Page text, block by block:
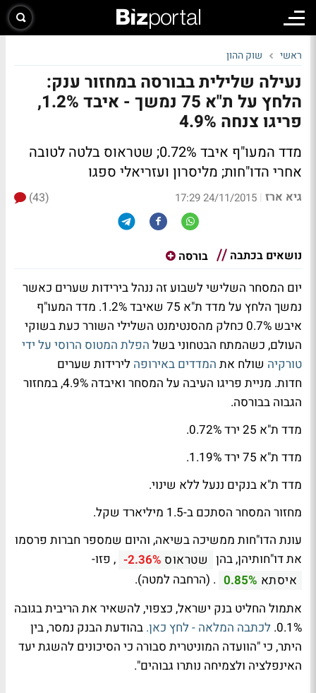
ראשי שוק ההון
נעילה שלילית בבורסה במחזור ענק:
הלחץ על ת"א 75 נמשך - איבד 1.2%,
פריגו צנחה 4.9%
מדד המעו"ף איבד 0.72%; שטראוס בלטה לטובה
אחרי הדו"חות; מליסרון ועזריאלי ספגו
גיא ארז |
24/11/2015 17:29
(43)
נושאים בכתבה בורסה
יום המסחר השלישי לשבוע זה ננהל בירידות שערים כאשר
נמשך הלחץ על מדד ת"א 75 שאיבד 1.2%. מדד המעו"ף
איבש 0.7% כחלק מהסנטימנט השלילי השורר כעת בשוקי
העולם, כשהמתח הבטחוני בשל הפלת המטוס הרוסי על ידי
טורקיה שולח את המדדים באירופה לירידות שערים
חדות. מניית פריגו העיבה על המסחר ואיבדה 4.9%, במחזור
הגבוה בבורסה.
מדד ת"א 25 ירד 0.72%.
מדד ת"א 75 ירד 1.19%.
מדד ת"א בנקים ננעל ללא שינוי.
מחזור המסחר הסתכם ב-1.5 מיליארד שקל.
עונת הדו"חות ממשיכה בשיאה, והיום שמספר חברות פרסמו
את דו"חותיהן, בהן שטראוס -2.36% , פזו-
איסתא 0.85% . (הרחבה למטה).
אתמול החליט בנק ישראל, כצפוי, להשאיר את הריבית בגובה
0.1%. לכתבה המלאה - לחץ כאן. בהודעת הבנק נמסר, בין
היתר, כי "הוועדה המוניטרית סבורה כי הסיכונים להשגת יעד
האינפלציה ולצמיחה נותרו גבוהים".